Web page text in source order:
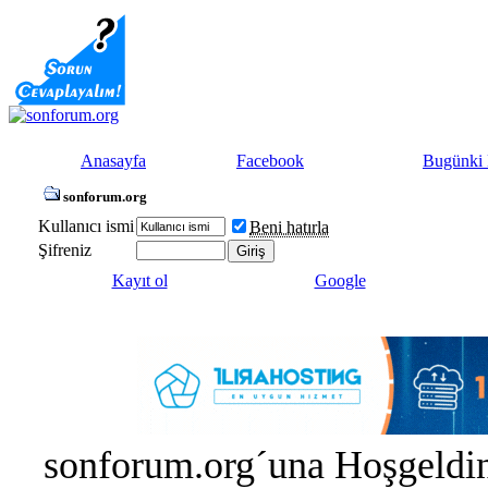
Anasayfa Facebook Bugünki
sonforum.org
Kullanıcı ismi
Beni hatırla
Şifreniz
Kayıt ol
Google
sonforum.org´una